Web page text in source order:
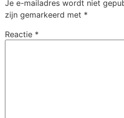
Je e-mailadres wordt niet
zijn gemarkeerd met *
Reactie *